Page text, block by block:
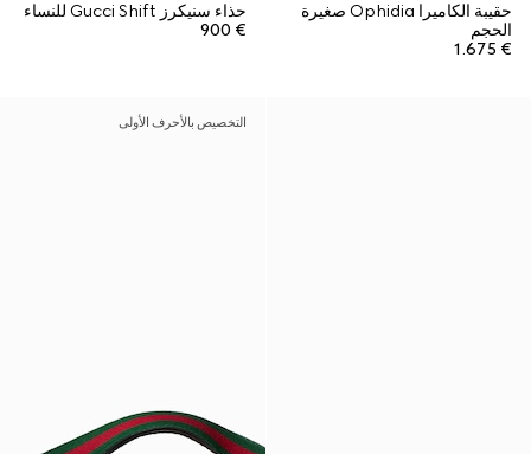
حقيبة الكاميرا Ophidia صغيرة
الحجم
€ 1.675
حذاء سنيكرز Gucci Shift للنساء
€ 900
التخصيص بالأحرف الأولى